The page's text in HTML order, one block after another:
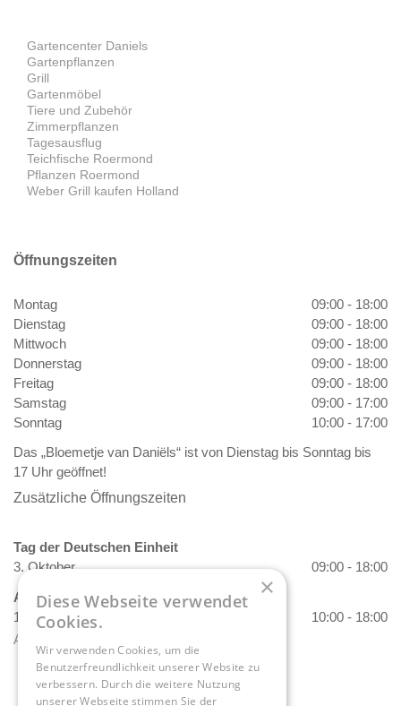
Gartencenter Daniels
Gartenpflanzen
Grill
Gartenmöbel
Tiere und Zubehör
Zimmerpflanzen
Tagesausflug
Teichfische Roermond
Pflanzen Roermond
Weber Grill kaufen Holland
Öffnungszeiten
Montag
09:00 - 18:00
Dienstag
09:00 - 18:00
Mittwoch
09:00 - 18:00
Donnerstag
09:00 - 18:00
Freitag
09:00 - 18:00
Samstag
09:00 - 17:00
Sonntag
10:00 - 17:00
Das „Bloemetje van Daniëls“ ist von Dienstag bis Sonntag bis
17 Uhr geöffnet!
Zusätzliche Öffnungszeiten
Tag der Deutschen Einheit
3. Oktober
09:00 - 18:00
Allerheiligen
1. November
10:00 - 18:00
Alle Öffnungszeiten anzeigen
×
Diese Webseite verwendet
Cookies.
Wir verwenden Cookies, um die
Benutzerfreundlichkeit unserer Website zu
verbessern. Durch die weitere Nutzung
unserer Webseite stimmen Sie der